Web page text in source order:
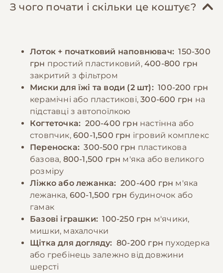
Особливу увагу слід приділяти
активність необхідні для підтримки здоров'я
та запобігання поведінковим проблемам.
🎁 −10% на зоотовари
За промокодом E-PET
раціону, субпродукти, варені яєчні жовтки
та невелику кількість овочів. Важливо
годувати 2-3 рази на день, дотримуючись
регулярного режиму. Потрібно уникати
годування зі столу та продуктів, які можуть
бути шкідливими для котів. При зміні типу
корму необхідно робити це поступово
протягом 7-10 днів. Важливо спостерігати за
реакцією кота на їжу та коригувати раціон
за необхідності.
🎁 −10% на зоотовари
За промокодом E-PET
З чого почати і скільки це коштує?
Лоток + початковий наповнювач: 150-300
грн простий пластиковий,400-800 грн
закритий з фільтром
Миски для їжі та води (2 шт): 100-200 грн
керамічні або пластикові,300-600 грн на
підставці з автопоїлкою
Когтеточка: 200-400 грн настінна або
стовпчик, 600-1,500 грн ігровий комплекс
Переноска: 300-500 грн пластикова
базова, 800-1,500 грн м'яка або великого
розміру
Ліжко або лежанка: 200-400 грн м'яка
лежанка, 600-1,500 грн будиночок або
гамак
Базові іграшки: 100-250 грн м'ячики,
мишки, махалочки
Щітка для догляду: 80-200 грн пуходерка
або гребінець залежно від довжини
шерсті